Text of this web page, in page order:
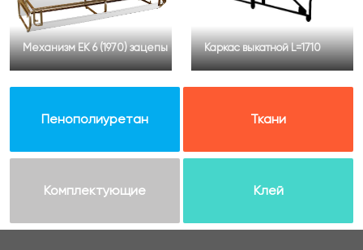
Механизм ЕК 6 (1970) зацепы Каркас выкатной L=1710
Пенополиуретан Ткани
Комплектующие Клей